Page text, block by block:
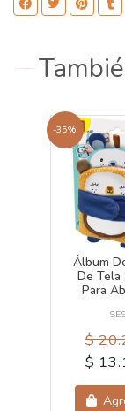
-35%
Álbum
De Tela
Para
$
$